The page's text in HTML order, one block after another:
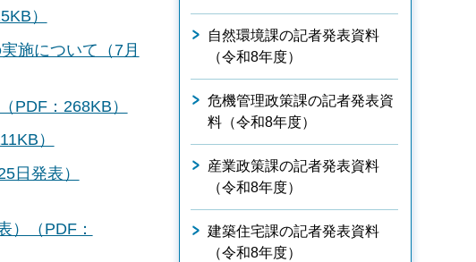
）
施について（7月
PDF：268KB）
）
日発表）
）（PDF：
自然環境課の記者発表資料
（令和8年度）
危機管理政策課の記者発表資
料（令和8年度）
産業政策課の記者発表資料
（令和8年度）
建築住宅課の記者発表資料
（令和8年度）